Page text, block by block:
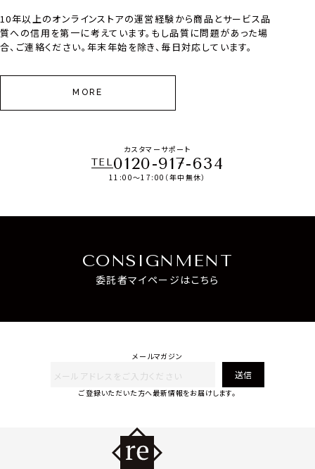
10年以上のオンラインストアの運営経験から商品とサービス品
質への信用を第一に考えています。もし品質に問題があった場
合、ご連絡ください。年末年始を除き、毎日対応しています。
MORE
カスタマーサポート
TEL0120-917-634
11:00～17:00（年中無休）
CONSIGNMENT
委託者マイページはこちら
メールマガジン
送信
ご登録いただいた方へ最新情報をお届けします。